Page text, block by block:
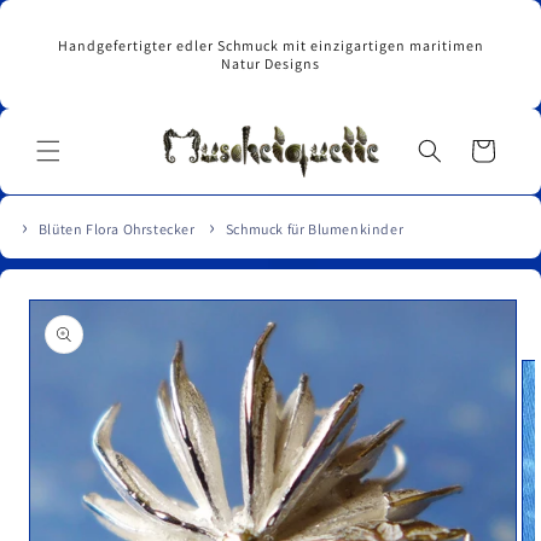
Inhalt
Handgefertigter edler Schmuck mit einzigartigen maritimen
Natur Designs
Warenkorb
Blüten Flora Ohrstecker Schmuck für Blumenkinder